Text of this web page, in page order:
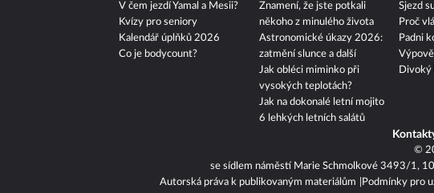
V čem jezdí Yamal a Mesii?
Kvízy pro seniory
Kalendář úplňků 2026
Co je bodycount?
Znamení, že jste potkali
někoho z minulého života
Astronomické úkazy 2026:
zatmění slunce a další
Jak obléci miminko při
vysokých teplotách?
Jak na dokonalé letní mojito
6 lehkých letních salátů
Sjezd
Proč
Padni
Divoký
©
se sídlem náměstí Marie Schmolkové 3493/1,
Autorská práva k publikovaným materiálům
Podmínky pro